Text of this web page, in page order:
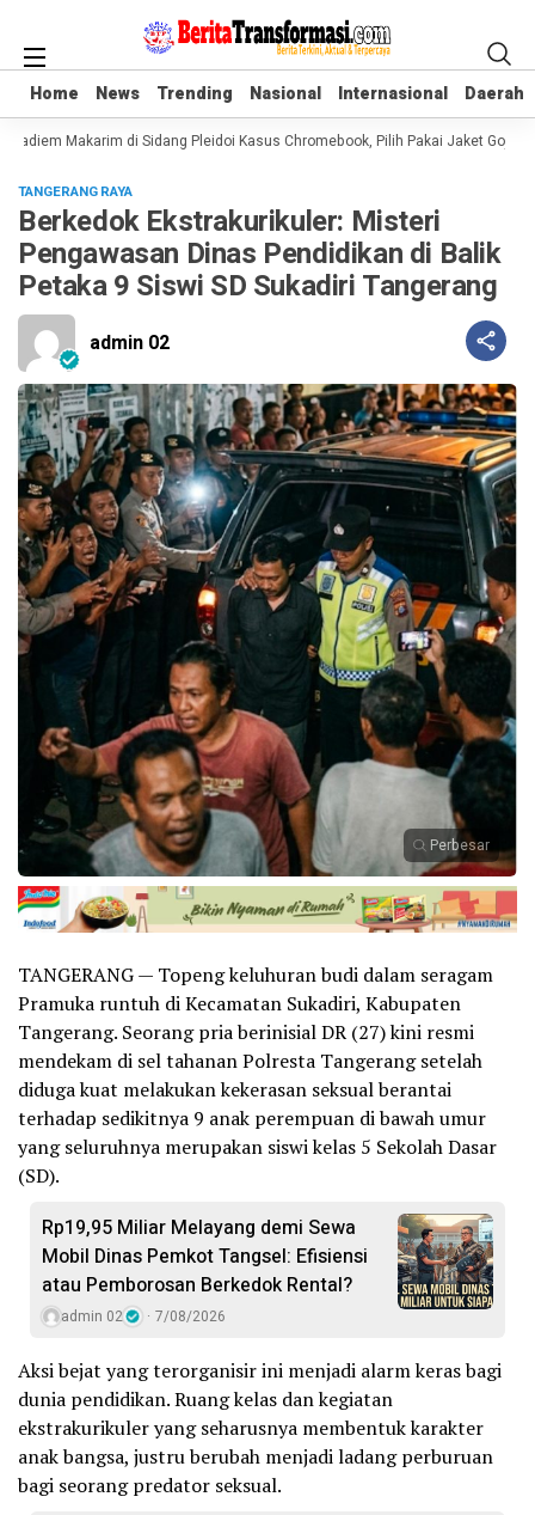
Home News Trending Nasional Internasional Daerah
Home News Trending Nasional Internasional Daerah
Makarim di Sidang Pleidoi Kasus Chromebook, Pilih Pakai Jaket Gojek
TANGERANG RAYA
Berkedok Ekstrakurikuler: Misteri
Pengawasan Dinas Pendidikan di Balik
Petaka 9 Siswi SD Sukadiri Tangerang
admin 02
Perbesar
TANGERANG — Topeng keluhuran budi dalam seragam
Pramuka runtuh di Kecamatan Sukadiri, Kabupaten
Tangerang. Seorang pria berinisial DR (27) kini resmi
mendekam di sel tahanan Polresta Tangerang setelah
diduga kuat melakukan kekerasan seksual berantai
terhadap sedikitnya 9 anak perempuan di bawah umur
yang seluruhnya merupakan siswi kelas 5 Sekolah Dasar
(SD).
Rp19,95 Miliar Melayang demi Sewa
Mobil Dinas Pemkot Tangsel: Efisiensi
atau Pemborosan Berkedok Rental?
admin 02 7/08/2026
Aksi bejat yang terorganisir ini menjadi alarm keras bagi
dunia pendidikan. Ruang kelas dan kegiatan
ekstrakurikuler yang seharusnya membentuk karakter
anak bangsa, justru berubah menjadi ladang perburuan
bagi seorang predator seksual.